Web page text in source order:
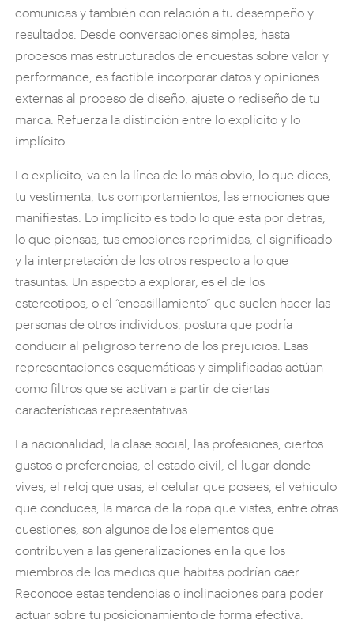
comunicas y también con relación a tu desempeño y
resultados. Desde conversaciones simples, hasta
procesos más estructurados de encuestas sobre valor y
performance, es factible incorporar datos y opiniones
externas al proceso de diseño, ajuste o rediseño de tu
marca. Refuerza la distinción entre lo explícito y lo
implícito.
Lo explícito, va en la línea de lo más obvio, lo que dices,
tu vestimenta, tus comportamientos, las emociones que
manifiestas. Lo implícito es todo lo que está por detrás,
lo que piensas, tus emociones reprimidas, el significado
y la interpretación de los otros respecto a lo que
trasuntas. Un aspecto a explorar, es el de los
estereotipos, o el “encasillamiento” que suelen hacer las
personas de otros individuos, postura que podría
conducir al peligroso terreno de los prejuicios. Esas
representaciones esquemáticas y simplificadas actúan
como filtros que se activan a partir de ciertas
características representativas.
La nacionalidad, la clase social, las profesiones, ciertos
gustos o preferencias, el estado civil, el lugar donde
vives, el reloj que usas, el celular que posees, el vehículo
que conduces, la marca de la ropa que vistes, entre otras
cuestiones, son algunos de los elementos que
contribuyen a las generalizaciones en la que los
miembros de los medios que habitas podrían caer.
Reconoce estas tendencias o inclinaciones para poder
actuar sobre tu posicionamiento de forma efectiva.